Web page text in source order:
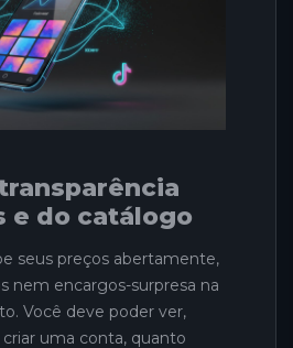
e do catálogo
seus preços abertamente,
nem encargos-surpresa na
Você deve poder ver,
uma conta, quanto